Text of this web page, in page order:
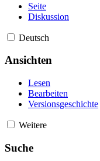
Seite
Diskussion
Deutsch
Ansichten
Lesen
Bearbeiten
Versionsgeschichte
Weitere
Suche